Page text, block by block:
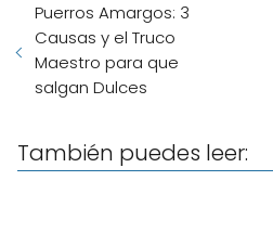
Puerros Amargos: 3
Causas y el Truco
Maestro para que
salgan Dulces
También puedes leer: